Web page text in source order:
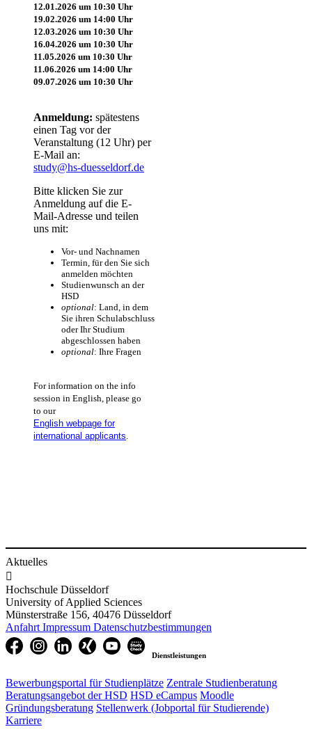
12.01.2026 um 10:30 Uhr
19.02.2026 um 14:00 Uhr
12.03.2026 um 10:30 Uhr
16.04.2026 um 10:30 Uhr
11​.05.2026 um 10:30 Uhr
11.06.2026 um 14:00 Uhr
09.07.2026 um 10:30 Uhr
Anmeldung: spätestens
einen Tag vor der
Veranstaltung (12 Uhr) per
E-Mail an:
study@hs-duesseldorf.de​
Bitte klicken Sie zur
Anmeldung auf die E-
Mail-Adresse und teilen
uns mit:
Vor- und Nachnamen
Termin, für den Sie sich
anmelden möchten
Studienwunsch an der
HSD
optional: Land, in dem
Sie ihren Schulabschluss
oder Ihr Studium
abgeschlossen haben
optional: Ihre Fragen​
For information on the info
session in English, please go
to our
English webpage for
international applicants​
Aktuelles

Hochschule Düsseldorf
University of Applied Sciences
Münsterstraße 156, 40476 Düsseldorf
Anfahrt Impressum Datenschutzbestimmungen
Dienstleistungen
Bewerbungsportal für Studienplätze Zentrale Studienberatung
Beratungsangebot der HSD HSD eCampus Moodle
Gründungsberatung Stellenwerk (Jobportal für Studierende)
Karriere